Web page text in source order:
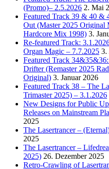
(Promo)– 2.5.2026 2. Mai
Featured Track 39 & 40 &
Out (Master 2025 Original
Hardcore Mix 1998) 3.
Re-featured Track:
Organ Magic – 7.7.2025 3.
Featured Track
Drifter (Remaster 2025
Original) 3. Januar 2026
Featured Track 38 – The
Trimaster 2025) – 3.1.2026
New Designs for Public
Releases on Mainstream
2025
The Lasertrancer –
2025
The Lasertrancer –
2025) 26. Dezember 2025
Retro-Crawling of